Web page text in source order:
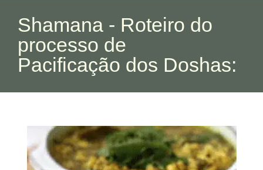
Shamana - Roteiro do
processo de
Pacificação dos Doshas: